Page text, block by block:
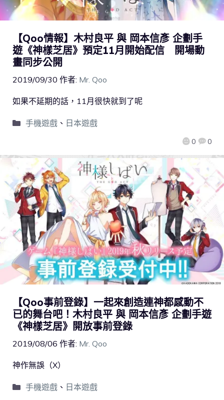
【Qoo情報】木村良平 與 岡本信彥 企劃手
遊《神樣芝居》預定11月開始配信 開場動
畫同步公開
2019/09/30 作者: Mr. Qoo
0 0
如果不延期的話，11月很快就到了呢
手機遊戲、 日本遊戲
【Qoo事前登錄】一起來創造連神都感動不
已的舞台吧！木村良平 與 岡本信彥 企劃手遊
《神樣芝居》開放事前登錄
2019/08/06 作者: Mr. Qoo
神作無誤（X）
手機遊戲、 日本遊戲